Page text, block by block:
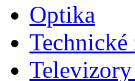
Optika